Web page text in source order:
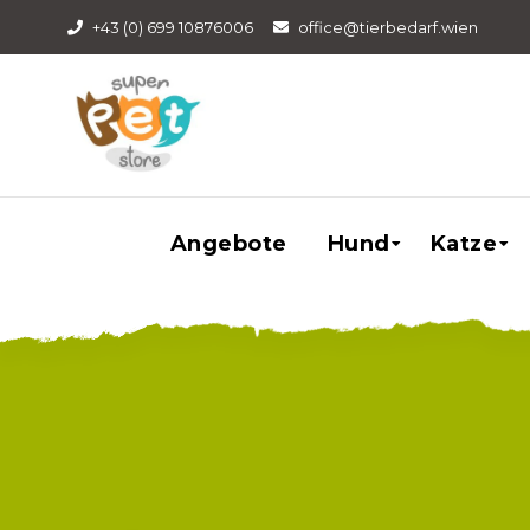
+43 (0) 699 10876006 office@tierbedarf.wien
Angebote Hund Katze